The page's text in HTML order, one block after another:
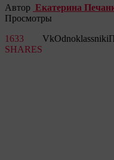
Автор Екатерина
Просмотры
1633
SHARES
VkOdnoklassniki